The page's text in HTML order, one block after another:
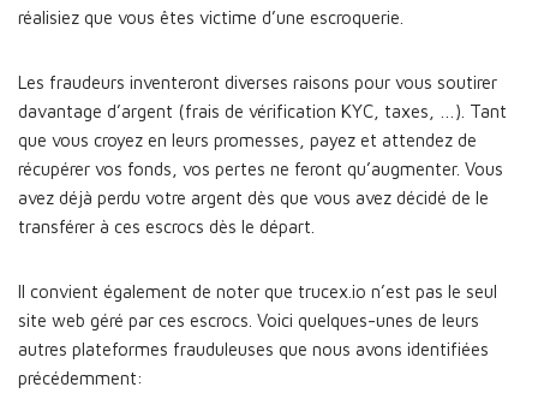
réalisiez que vous êtes victime d’une escroquerie.
Les fraudeurs inventeront diverses raisons pour vous soutirer
davantage d’argent (frais de vérification KYC, taxes, …). Tant
que vous croyez en leurs promesses, payez et attendez de
récupérer vos fonds, vos pertes ne feront qu’augmenter. Vous
avez déjà perdu votre argent dès que vous avez décidé de le
transférer à ces escrocs dès le départ.
Il convient également de noter que trucex.io n’est pas le seul
site web géré par ces escrocs. Voici quelques-unes de leurs
autres plateformes frauduleuses que nous avons identifiées
précédemment: